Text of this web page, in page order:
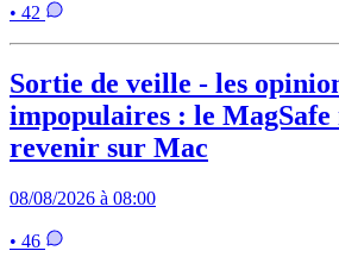
• 42
Sortie de veille - les
impopulaires : le MagSafe
revenir sur Mac
08/08/2026 à 08:00
• 46